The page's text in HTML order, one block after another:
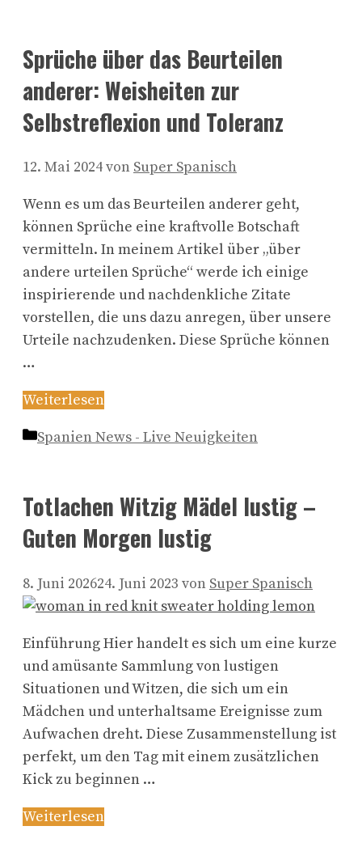
Sprüche über das Beurteilen
anderer: Weisheiten zur
Selbstreflexion und Toleranz
12. Mai 2024von Super Spanisch
Wenn es um das Beurteilen anderer geht,
können Sprüche eine kraftvolle Botschaft
vermitteln. In meinem Artikel über „über
andere urteilen Sprüche“ werde ich einige
inspirierende und nachdenkliche Zitate
vorstellen, die uns dazu anregen, über unsere
Urteile nachzudenken. Diese Sprüche können
…
Weiterlesen
Kategorien
Spanien News - Live Neuigkeiten
Totlachen Witzig Mädel lustig –
Guten Morgen lustig
8. Juni 202624. Juni 2023 von Super Spanisch
Einführung Hier handelt es sich um eine kurze
und amüsante Sammlung von lustigen
Situationen und Witzen, die sich um ein
Mädchen und unterhaltsame Ereignisse zum
Aufwachen dreht. Diese Zusammenstellung ist
perfekt, um den Tag mit einem zusätzlichen
Kick zu beginnen …
Weiterlesen